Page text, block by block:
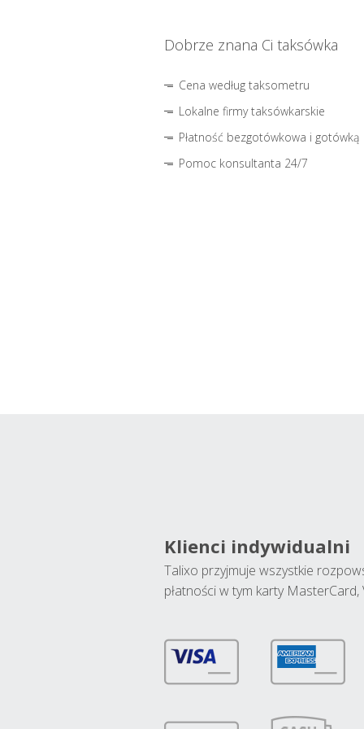
Dobrze znana Ci taksówka
Cena według taksometru
Lokalne firmy taksówkarskie
Płatność bezgotówkowa i gotówką
Pomoc konsultanta 24/7
Klienci indywidualni
Talixo przyjmuje wszystkie
płatności w tym karty